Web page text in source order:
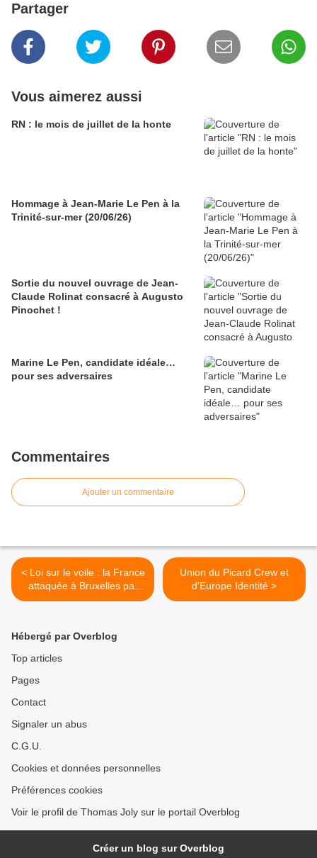
Partager
Vous aimerez aussi
RN : le mois de juillet de la honte
Hommage à Jean-Marie Le Pen à la
Trinité-sur-mer (20/06/26)
Sortie du nouvel ouvrage de Jean-
Claude Rolinat consacré à Augusto
Pinochet !
Marine Le Pen, candidate idéale…
pour ses adversaires
Commentaires
Ajouter un commentaire
< Loi sur le voile : la France
attaquée à Bruxelles par
une islamiste défendue par
Union du Picard Crew et
d'Europe Identité >
Hébergé par Overblog
Top articles
Pages
Contact
Signaler un abus
C.G.U.
Cookies et données personnelles
Préférences cookies
Voir le profil de Thomas Joly sur le portail Overblog
Créer un blog sur Overblog